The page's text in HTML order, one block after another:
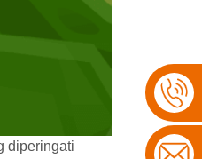
diperingati